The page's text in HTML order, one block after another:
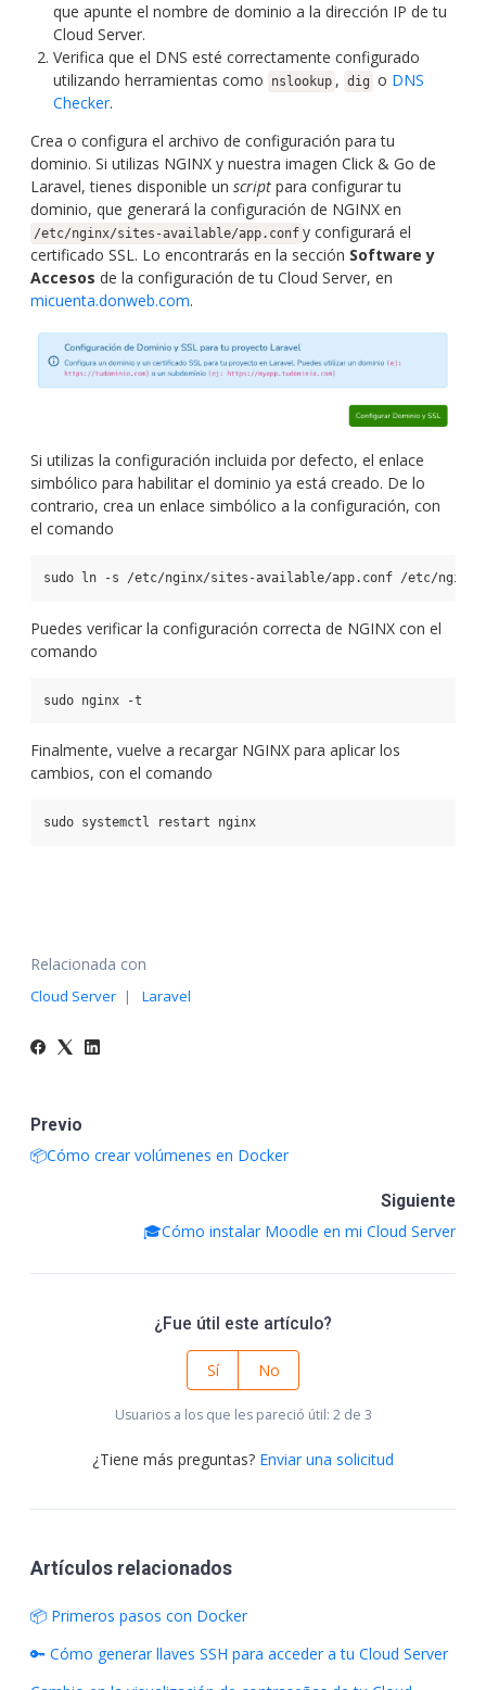
que apunte el nombre de dominio a la dirección IP de tu
Cloud Server.
Verifica que el DNS esté correctamente configurado
utilizando herramientas como
nslookup , dig o DNS
Checker.
Crea o configura el archivo de configuración para tu
dominio. Si utilizas NGINX y nuestra imagen Click & Go de
Laravel, tienes disponible un script para configurar tu
dominio, que generará la configuración de NGINX en
/etc/nginx/sites-available/app.conf y configurará el
certificado SSL. Lo encontrarás en la sección Software y
Accesos de la configuración de tu Cloud Server, en
micuenta.donweb.com.
Si utilizas la configuración incluida por defecto, el enlace
simbólico para habilitar el dominio ya está creado. De lo
contrario, crea un enlace simbólico a la configuración, con
el comando
sudo ln -s /etc/nginx/sites-available/app.conf /etc/nginx/
Puedes verificar la configuración correcta de NGINX con el
comando
sudo nginx -t
Finalmente, vuelve a recargar NGINX para aplicar los
cambios, con el comando
sudo systemctl restart nginx
Relacionada con
Cloud Server Laravel
Previo
📦Cómo crear volúmenes en Docker
Siguiente
🎓Cómo instalar Moodle en mi Cloud Server
¿Fue útil este artículo?
Sí No
Usuarios a los que les pareció útil: 2 de 3
¿Tiene más preguntas? Enviar una solicitud
Artículos relacionados
📦 Primeros pasos con Docker
🔑 Cómo generar llaves SSH para acceder a tu Cloud Server